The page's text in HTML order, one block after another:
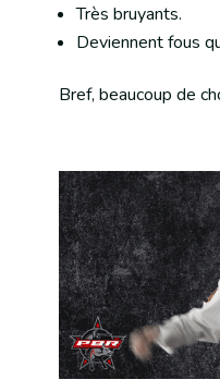
Très bruyants.
Deviennent fous
Bref, beaucoup de